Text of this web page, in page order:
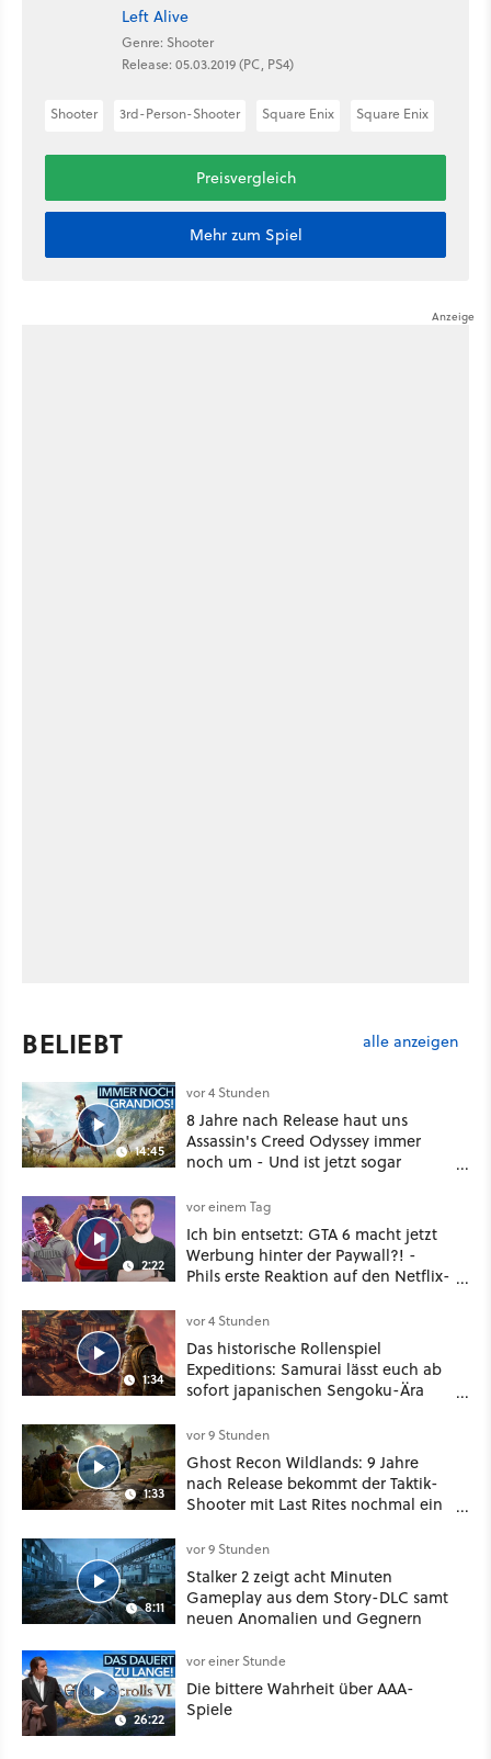
Left Alive
Genre: Shooter
Release: 05.03.2019 (PC, PS4)
Shooter 3rd-Person-Shooter Square Enix Square Enix
Preisvergleich
Mehr zum Spiel
BELIEBT alle anzeigen
14:45
vor 4 Stunden
8 Jahre nach Release haut uns
Assassin's Creed Odyssey immer
noch um - Und ist jetzt sogar
2:22
vor einem Tag
Ich bin entsetzt: GTA 6 macht jetzt
Werbung hinter der Paywall?! -
Phils erste Reaktion auf den Netflix-
1:34
vor 4 Stunden
Das historische Rollenspiel
Expeditions: Samurai lässt euch ab
sofort japanischen Sengoku-Ära
oder Diplomatie
1:33
vor 9 Stunden
Ghost Recon Wildlands: 9 Jahre
nach Release bekommt der Taktik-
Shooter mit Last Rites nochmal ein
8:11
vor 9 Stunden
Stalker 2 zeigt acht Minuten
Gameplay aus dem Story-DLC samt
neuen Anomalien und Gegnern
26:22
vor einer Stunde
Die bittere Wahrheit über AAA-
Spiele